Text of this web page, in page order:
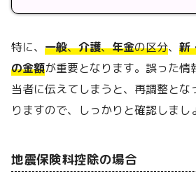
特に、 一般、介護、年金の区分、 新
の金額が重要となります。誤った情
当者に伝えてしまうと、再調整とな
りますので、しっかりと確認しまし
地震保険料控除の場合